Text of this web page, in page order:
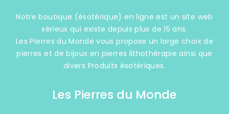
Notre boutique (ésotérique) en ligne est un site web
sérieux qui existe depuis plus de 15 ans.
Les Pierres du Monde vous propose un large choix de
pierres et de bijoux en pierres lithothérapie ainsi que
divers Produits ésotériques.
Les Pierres du Monde